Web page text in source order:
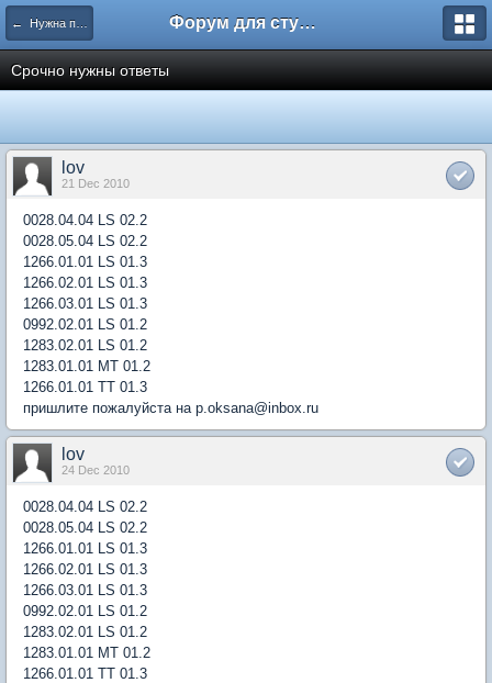
← Нужна помощь Форум для студента СГА
Срочно нужны ответы
lov
21 Dec 2010
0028.04.04 LS 02.2
0028.05.04 LS 02.2
1266.01.01 LS 01.3
1266.02.01 LS 01.3
1266.03.01 LS 01.3
0992.02.01 LS 01.2
1283.02.01 LS 01.2
1283.01.01 MT 01.2
1266.01.01 TT 01.3
пришлите пожалуйста на p.oksana@inbox.ru
lov
24 Dec 2010
0028.04.04 LS 02.2
0028.05.04 LS 02.2
1266.01.01 LS 01.3
1266.02.01 LS 01.3
1266.03.01 LS 01.3
0992.02.01 LS 01.2
1283.02.01 LS 01.2
1283.01.01 MT 01.2
1266.01.01 TT 01.3